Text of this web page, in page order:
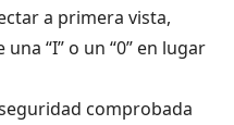
a primera vista,
“I” o un “0” en lugar
comprobada